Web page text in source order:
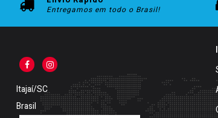
Entregamos em todo o Brasil!
Itajaí/SC
Brasil